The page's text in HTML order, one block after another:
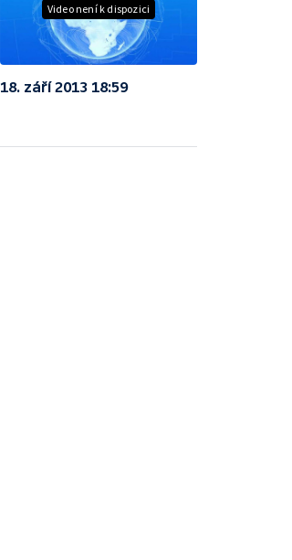
Video není k dispozici
18. září 2013 18:59